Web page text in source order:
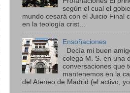
según el cual el
mundo cesará con el Juicio Final
en la teología crist...
Ensoñaciones
Decía mi buen
colega M. S. en una
conversaciones que
mantenemos en la
del Ateneo de Madrid (el activo,